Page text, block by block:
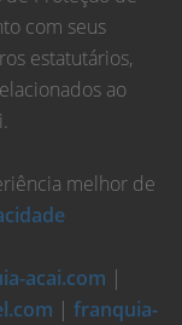
com seus
estatutários,
ao
melhor de
acai.com |
| franquia-